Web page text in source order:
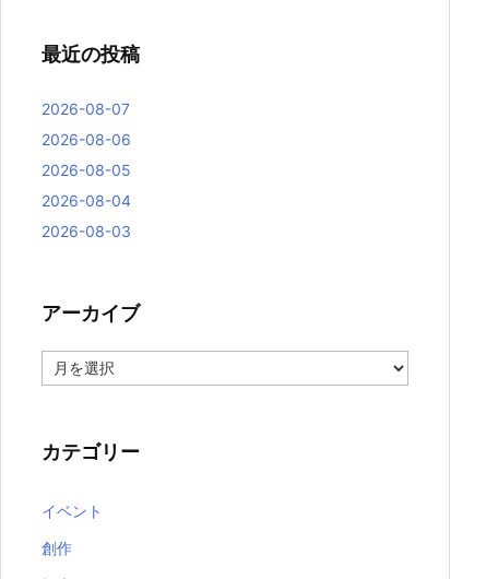
最近の投稿
2026-08-07
2026-08-06
2026-08-05
2026-08-04
2026-08-03
アーカイブ
ー
ブ
カテゴリー
イベント
創作